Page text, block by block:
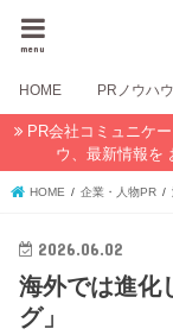
menu
HOME PRノウハウ
PR会社コミュニケ
ウ、最新情報を
HOME 企業・人物PR
2026.06.02
海外では進化
グ」